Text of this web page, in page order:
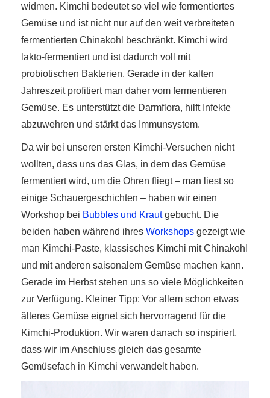
widmen. Kimchi bedeutet so viel wie fermentiertes
Gemüse und ist nicht nur auf den weit verbreiteten
fermentierten Chinakohl beschränkt. Kimchi wird
lakto-fermentiert und ist dadurch voll mit
probiotischen Bakterien. Gerade in der kalten
Jahreszeit profitiert man daher vom fermentieren
Gemüse. Es unterstützt die Darmflora, hilft Infekte
abzuwehren und stärkt das Immunsystem.
Da wir bei unseren ersten Kimchi-Versuchen nicht
wollten, dass uns das Glas, in dem das Gemüse
fermentiert wird, um die Ohren fliegt – man liest so
einige Schauergeschichten – haben wir einen
Workshop bei Bubbles und Krautgebucht. Die
beiden haben während ihres Workshops gezeigt wie
man Kimchi-Paste, klassisches Kimchi mit Chinakohl
und mit anderen saisonalem Gemüse machen kann.
Gerade im Herbst stehen uns so viele Möglichkeiten
zur Verfügung. Kleiner Tipp: Vor allem schon etwas
älteres Gemüse eignet sich hervorragend für die
Kimchi-Produktion. Wir waren danach so inspiriert,
dass wir im Anschluss gleich das gesamte
Gemüsefach in Kimchi verwandelt haben.